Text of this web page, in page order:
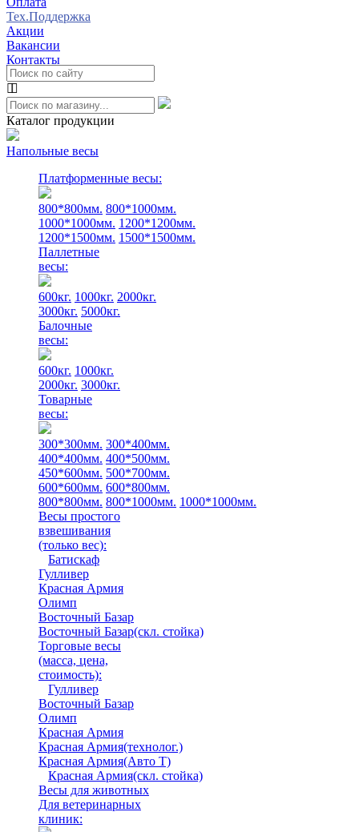
Тех.Поддержка
Акции
Вакансии
Контакты
Каталог продукции
Напольные весы
Платформенные весы:
800*800мм. 800*1000мм.
1000*1000мм. 1200*1200мм.
1200*1500мм. 1500*1500мм.
Паллетные
весы:
600кг. 1000кг. 2000кг.
3000кг. 5000кг.
Балочные
весы:
600кг. 1000кг.
2000кг. 3000кг.
Товарные
весы:
300*300мм. 300*400мм.
400*400мм. 400*500мм.
450*600мм. 500*700мм.
600*600мм. 600*800мм.
800*800мм. 800*1000мм. 1000*1000мм.
Весы простого
взвешивания
(только вес):
Батискаф
Гулливер
Красная Армия
Олимп
Восточный Базар
Восточный Базар(скл. стойка)
Торговые весы
(масса, цена,
стоимость):
Гулливер
Восточный Базар
Олимп
Красная Армия
Красная Армия(технолог.)
Красная Армия(Авто Т)
Красная Армия(скл. стойка)
Весы для животных
Для ветеринарных
клиник: